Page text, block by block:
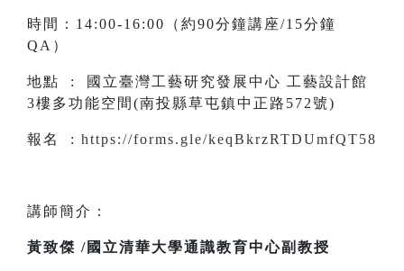
時間：14:00-16:00（約90分鐘講座/15分鐘
QA）
地點 : 國立臺灣工藝研究發展中心 工藝設計館
3樓多功能空間(南投縣草屯鎮中正路572號)
報名 : https://forms.gle/keqBkrzRTDUmfQT58
講師簡介：
黃致傑 /國立清華大學通識教育中心副教授